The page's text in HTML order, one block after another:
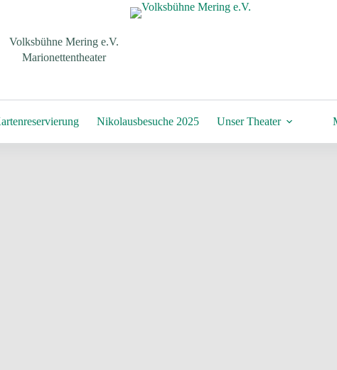
Volksbühne Mering e.V.
Marionettentheater
Nikolausbesuche 2025 Unser Theater